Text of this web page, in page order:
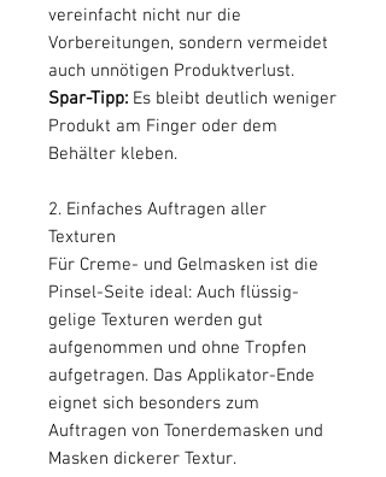
vereinfacht nicht nur die
Vorbereitungen, sondern vermeidet
auch unnötigen Produktverlust.
Spar-Tipp: Es bleibt deutlich weniger
Produkt am Finger oder dem
Behälter kleben.
2. Einfaches Auftragen aller
Texturen
Für Creme- und Gelmasken ist die
Pinsel-Seite ideal: Auch flüssig-
gelige Texturen werden gut
aufgenommen und ohne Tropfen
aufgetragen. Das Applikator-Ende
eignet sich besonders zum
Auftragen von Tonerdemasken und
Masken dickerer Textur.